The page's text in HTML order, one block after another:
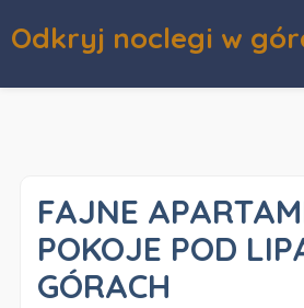
Odkryj noclegi w
FAJNE
POKOJE POD
GÓRACH